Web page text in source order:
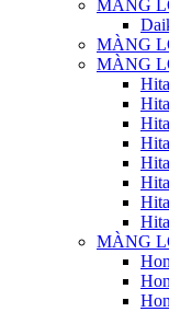
MÀNG
MÀNG
MÀNG
MÀNG